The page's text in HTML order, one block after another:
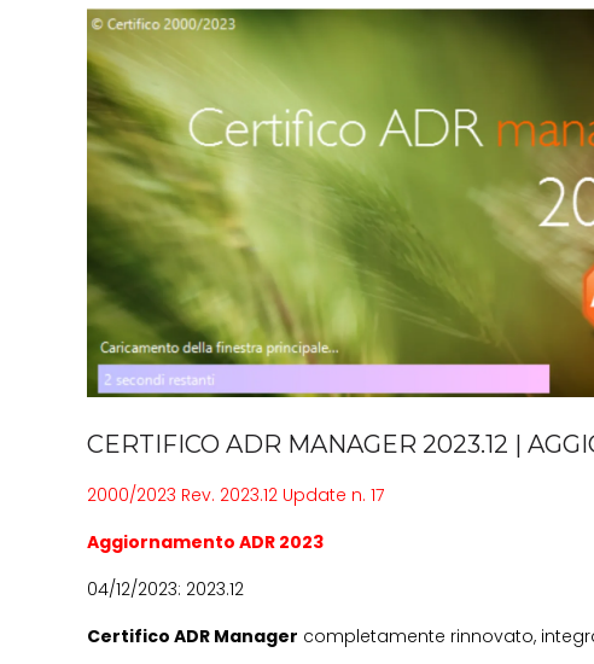
CERTIFICO ADR MANAGER 2023.12 |
2000/2023 Rev. 2023.12 Update n. 17
Aggiornamento ADR 2023
04/12/2023: 2023.12
Certifico ADR Manager completamente rinnovato,